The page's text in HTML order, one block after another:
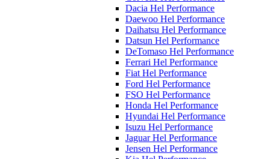
Dacia Hel Performance
Daewoo Hel Performance
Daihatsu Hel Performance
Datsun Hel Performance
DeTomaso Hel Performance
Ferrari Hel Performance
Fiat Hel Performance
Ford Hel Performance
FSO Hel Performance
Honda Hel Performance
Hyundai Hel Performance
Isuzu Hel Performance
Jaguar Hel Performance
Jensen Hel Performance